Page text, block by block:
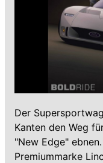
Der
Kanten den Weg
"New Edge"
Premiummarke